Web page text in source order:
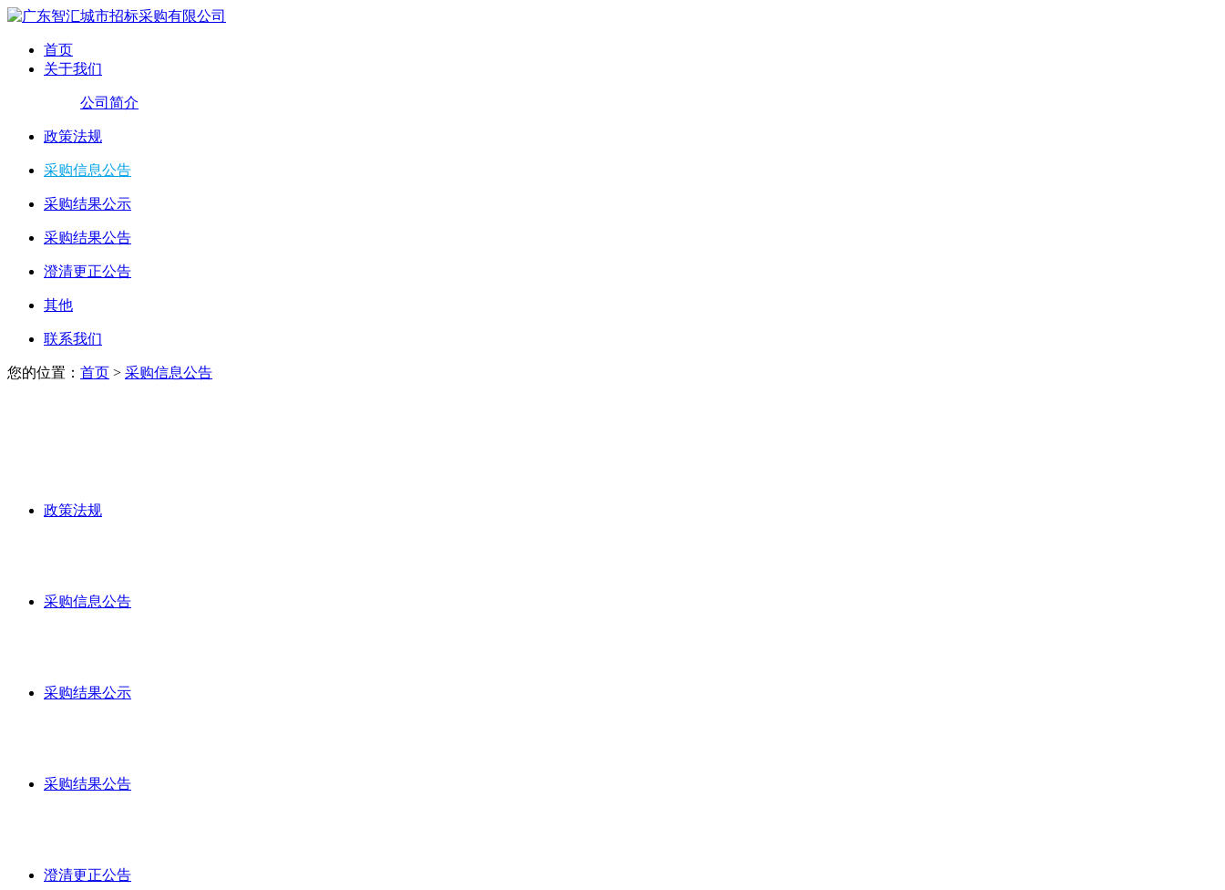
首页
关于我们
公司简介
政策法规
采购信息公告
采购结果公示
采购结果公告
澄清更正公告
其他
联系我们
您的位置： 首页 > 采购信息公告
政策法规
采购信息公告
采购结果公示
采购结果公告
澄清更正公告